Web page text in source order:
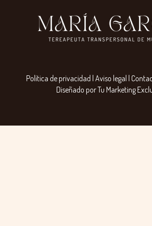
Política de privacidad | Aviso legal |
Diseñado por Tu Marketing